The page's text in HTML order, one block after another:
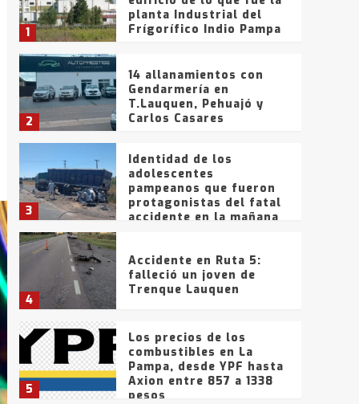
1
planta Industrial del
Frígorífico Indio Pampa
2
14 allanamientos con
Gendarmería en
T.Lauquen, Pehuajó y
Carlos Casares
3
Identidad de los
adolescentes
pampeanos que fueron
protagonistas del fatal
accidente en la mañana
4
Accidente en Ruta 5:
falleció un joven de
Trenque Lauquen
5
Los precios de los
combustibles en La
Pampa, desde YPF hasta
Axion entre 857 a 1338
pesos